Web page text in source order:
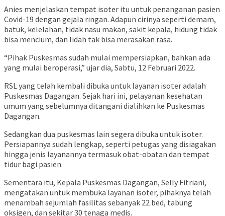
Anies menjelaskan tempat isoter itu untuk penanganan pasien
Covid-19 dengan gejala ringan. Adapun cirinya seperti demam,
batuk, kelelahan, tidak nasu makan, sakit kepala, hidung tidak
bisa mencium, dan lidah tak bisa merasakan rasa.
“Pihak Puskesmas sudah mulai mempersiapkan, bahkan ada
yang mulai beroperasi,” ujar dia, Sabtu, 12 Februari 2022.
RSL yang telah kembali dibuka untuk layanan isoter adalah
Puskesmas Dagangan. Sejak hari ini, pelayanan kesehatan
umum yang sebelumnya ditangani dialihkan ke Puskesmas
Dagangan.
Sedangkan dua puskesmas lain segera dibuka untuk isoter.
Persiapannya sudah lengkap, seperti petugas yang disiagakan
hingga jenis layanannya termasuk obat-obatan dan tempat
tidur bagi pasien.
Sementara itu, Kepala Puskesmas Dagangan, Selly Fitriani,
mengatakan untuk membuka layanan isoter, pihaknya telah
menambah sejumlah fasilitas sebanyak 22 bed, tabung
oksigen, dan sekitar 30 tenaga medis.